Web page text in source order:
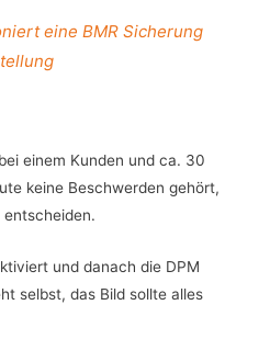
eine BMR Sicherung
einem Kunden und ca. 30
keine Beschwerden gehört,
und danach die DPM
selbst, das Bild sollte alles